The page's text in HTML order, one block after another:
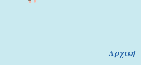
Μενού
Μετάβαση
Αρχική